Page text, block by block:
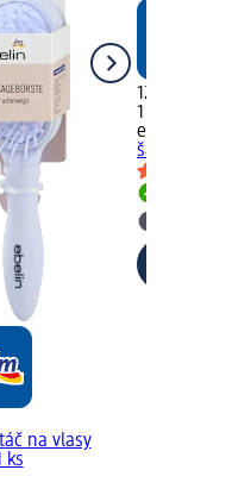
na vlasy
ks
129,00 Kč
1 ks (129,00
ebelin